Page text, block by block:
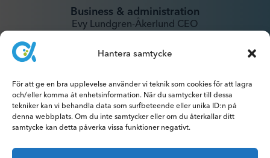
Hantera samtycke
För att ge en bra upplevelse använder vi teknik som cookies för att lagra
och/eller komma åt enhetsinformation. När du samtycker till dessa
tekniker kan vi behandla data som surfbeteende eller unika ID:n på
denna webbplats. Om du inte samtycker eller om du återkallar ditt
samtycke kan detta påverka vissa funktioner negativt.
Business & administration
Evy Lundgren-Åkerlund CEO
ir@xintela.se